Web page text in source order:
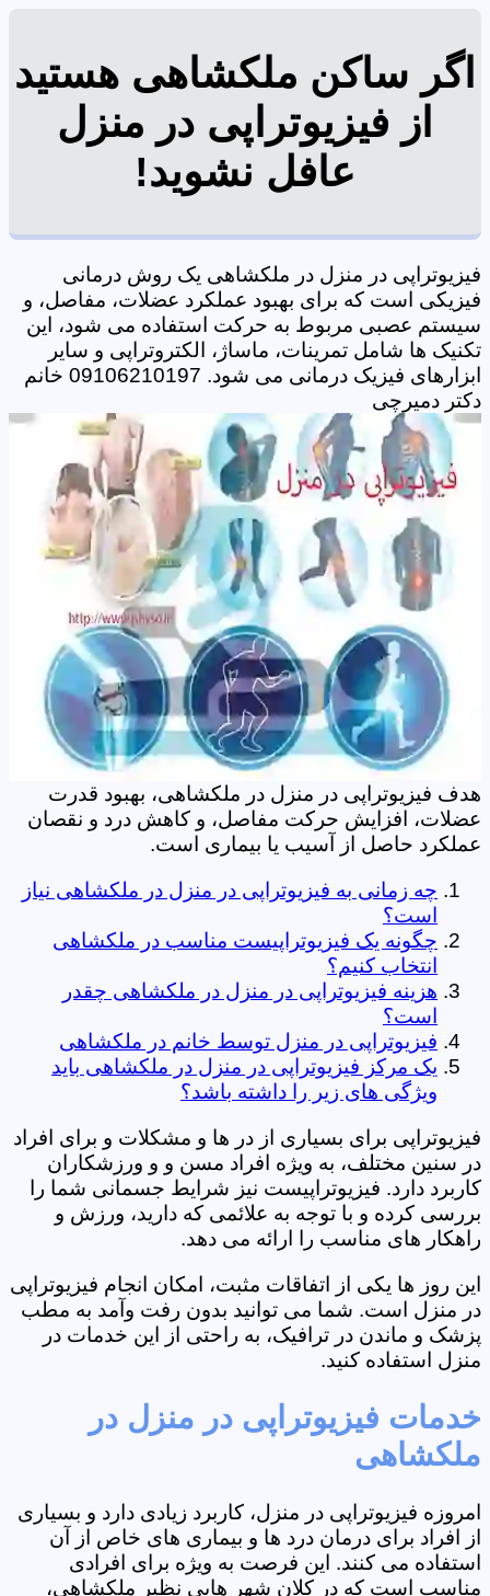
اگر ساکن ملکشاهی هستید
از فیزیوتراپی در منزل
عافل نشوید!
فیزیوتراپی در منزل در ملکشاهی یک روش درمانی
فیزیکی است که برای بهبود عملکرد عضلات، مفاصل، و
سیستم عصبی مربوط به حرکت استفاده می شود، این
تکنیک ها شامل تمرینات، ماساژ، الکتروتراپی و سایر
ابزارهای فیزیک درمانی می شود. 09106210197 خانم
دکتر دمیرچی
هدف فیزیوتراپی در منزل در ملکشاهی، بهبود قدرت
عضلات، افزایش حرکت مفاصل، و کاهش درد و نقصان
عملکرد حاصل از آسیب یا بیماری است.
چه زمانی به فیزیوتراپی در منزل در ملکشاهی نیاز
است؟
چگونه یک فیزیوتراپیست مناسب در ملکشاهی
انتخاب کنیم؟
هزینه فیزیوتراپی در منزل در ملکشاهی چقدر
است؟
فیزیوتراپی در منزل توسط خانم در ملکشاهی
یک مرکز فیزیوتراپی در منزل در ملکشاهی باید
ویژگی های زیر را داشته باشد؟
فیزیوتراپی برای بسیاری از در ها و مشکلات و برای افراد
در سنین مختلف، به ویژه افراد مسن و و ورزشکاران
کاربرد دارد. فیزیوتراپیست نیز شرایط جسمانی شما را
بررسی کرده و با توجه به علائمی که دارید، ورزش و
راهکار های مناسب را ارائه می دهد.
این روز ها یکی از اتفاقات مثبت، امکان انجام فیزیوتراپی
در منزل است. شما می توانید بدون رفت وآمد به مطب
پزشک و ماندن در ترافیک، به راحتی از این خدمات در
منزل استفاده کنید.
خدمات فیزیوتراپی در منزل در
ملکشاهی
امروزه فیزیوتراپی در منزل، کاربرد زیادی دارد و بسیاری
از افراد برای درمان درد ها و بیماری های خاص از آن
استفاده می کنند. این فرصت به ویژه برای افرادی
مناسب است که در کلان شهر هایی نظیر ملکشاهی،